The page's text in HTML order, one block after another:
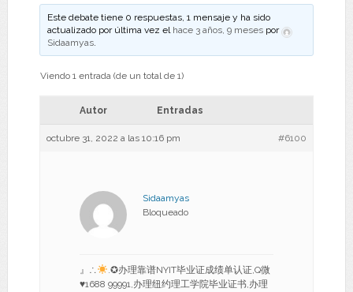
Este debate tiene 0 respuestas, 1 mensaje y ha sido
actualizado por última vez el hace 3 años, 9 meses por
Sidaamyas.
Viendo 1 entrada (de un total de 1)
Autor Entradas
octubre 31, 2022 a las 10:16 pm #6100
Sidaamyas
Bloqueado
』∴
.✪办理靠谱NYIT毕业证成绩单认证,Q微
♥1688 99991,办理纽约理工学院毕业证书,办理